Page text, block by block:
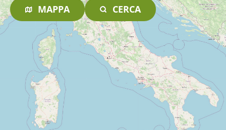
MAPPA CERCA